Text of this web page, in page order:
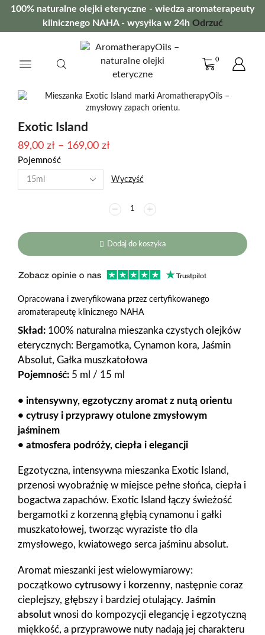
100% naturalne olejki eteryczne - wiedza aromaterapeuty
klinicznego NAHA - wysyłka w 24h Odrzuć
0
Exotic Island
89,00 zł – 169,00 złZakres
od
do
Pojemność
Wyczyść
ilość
Island
Dodaj do koszyka
Opracowana i zweryfikowana przez certyfikowanego
aromaterapeutę klinicznego NAHA
Skład: 100% naturalna mieszanka czystych olejków
eterycznych: Bergamotka, Cynamon kora, Jaśmin
Absolut, Gałka muszkatołowa
Pojemność: 5 ml / 15 ml
• intensywny, egzotyczny aromat z nutą orientu
• cytrusy i przyprawy otulone zmysłowym
jaśminem
• atmosfera podróży, ciepła i elegancji
Egzotyczna, intensywna mieszanka Exotic Island,
przenosi wyobraźnię w miejsce pełne słońca, ciepła i
bogactwa zapachów. Exotic Island łączy świeżość
bergamotki z korzenną głębią cynamonu i gałki
muszkatołowej, tworząc wyraziste tło dla
zmysłowego, kwiatowego serca jaśminu absolut.
Aromat mieszanki jest wielowymiarowy:
początkowo cytrusowy i korzenny, następnie coraz
cieplejszy, głębszy i bardziej otulający. Jaśmin
absolut wnosi do kompozycji elegancję i egzotyczną
miękkość, a przyprawowe nuty nadają jej charakteru